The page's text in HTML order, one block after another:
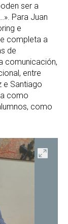
ser a
Para Juan
e
completa a
de
comunicación,
entre
e Santiago
como
como
Abrir